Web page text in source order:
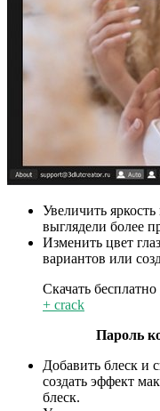
Увеличить
выглядели более
Изменить цвет
вариантов или
Скачать бесплатно
+ crack
Пароль
Добавить блеск и
создать эффект
блеск.